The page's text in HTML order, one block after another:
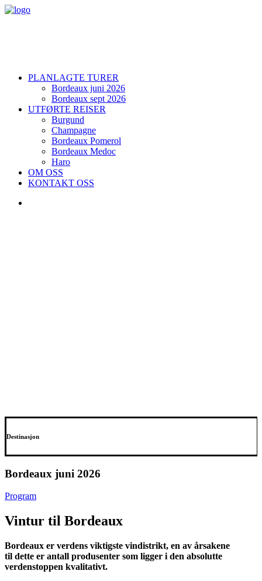
PLANLAGTE TURER
Bordeaux juni 2026
Bordeaux sept 2026
UTFØRTE REISER
Burgund
Champagne
Bordeaux Pomerol
Bordeaux Medoc
Haro
OM OSS
KONTAKT OSS
Destinasjon
Bordeaux juni 2026
Program
Vintur til Bordeaux
Bordeaux er verdens viktigste vindistrikt, en av årsakene
til dette er antall produsenter som ligger i den absolutte
verdenstoppen kvalitativt.